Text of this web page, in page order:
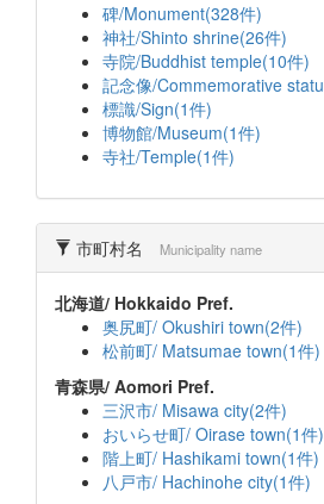
碑/Monument(328件)
神社/Shinto shrine(26件)
寺院/Buddhist temple(10件)
記念像/Commemorative
標識/Sign(1件)
博物館/Museum(1件)
寺社/Temple(1件)
市町村名 Municipality name
北海道/ Hokkaido Pref.
奥尻町/ Okushiri town(2件)
松前町/ Matsumae town(1件)
青森県/ Aomori Pref.
三沢市/ Misawa city(2件)
おいらせ町/ Oirase town(1件)
階上町/ Hashikami town(1件)
八戸市/ Hachinohe city(1件)